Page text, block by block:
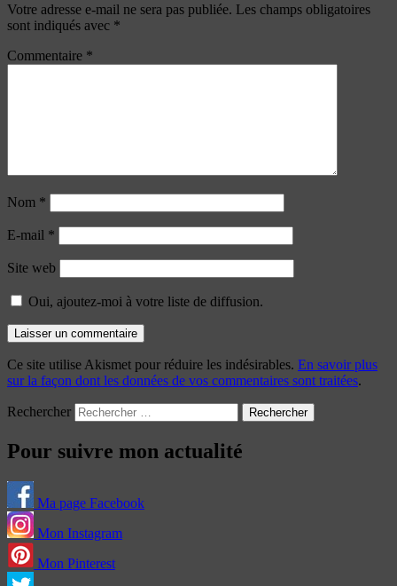
Votre adresse e-mail ne sera pas publiée. Les champs obligatoires
sont indiqués avec *
Commentaire *
Nom *
E-mail *
Site web
Oui, ajoutez-moi à votre liste de diffusion.
Ce site utilise Akismet pour réduire les indésirables. En savoir plus
sur la façon dont les données de vos commentaires sont traitées.
Rechercher
Pour suivre mon actualité
Ma page Facebook
Mon Instagram
Mon Pinterest